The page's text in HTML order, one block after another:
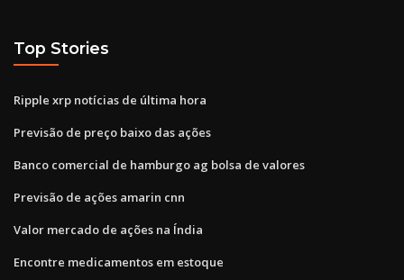
Top Stories
Ripple xrp notícias de última hora
Previsão de preço baixo das ações
Banco comercial de hamburgo ag bolsa de valores
Previsão de ações amarin cnn
Valor mercado de ações na Índia
Encontre medicamentos em estoque